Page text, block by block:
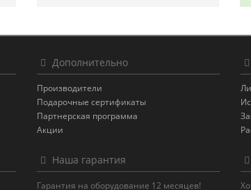
Дополнительно
Производители
Подарочные сертификаты
Партнерская программа
Акции
Наша гарантия
Гарантия на оборудование 12 месяцев!